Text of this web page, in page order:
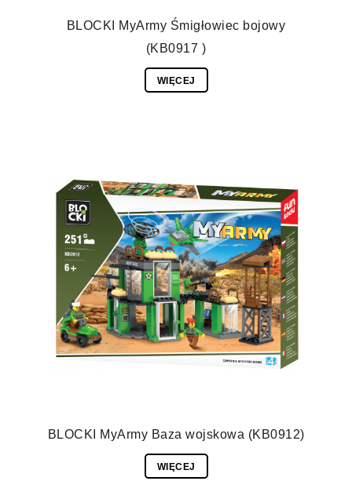
BLOCKI MyArmy Śmigłowiec bojowy
(KB0917 )
WIĘCEJ
BLOCKI MyArmy Baza wojskowa (KB0912)
WIĘCEJ